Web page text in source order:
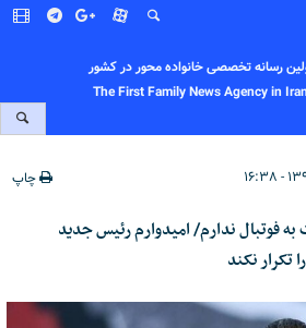
رسانه تخصصی خانواده محور در کشور
The First Family News Agency in Iran
چاپ
فوتبال ندارم/ امیدوارم رئیس جدید
تکرار نکند